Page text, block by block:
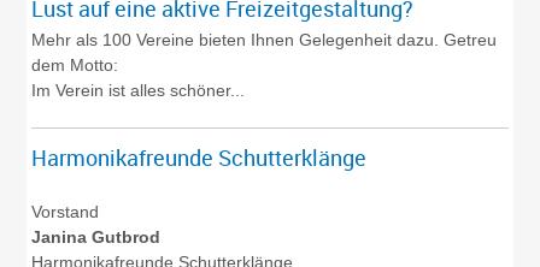
Lust auf eine aktive Freizeitgestaltung?
Mehr als 100 Vereine bieten Ihnen Gelegenheit dazu. Getreu
dem Motto:
Im Verein ist alles schöner...
Harmonikafreunde Schutterklänge
Vorstand
Janina Gutbrod
Harmonikafreunde Schutterklänge